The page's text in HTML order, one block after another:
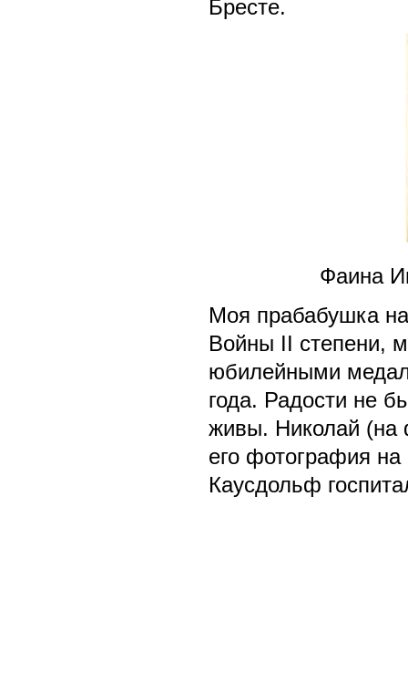
Бресте.
Фаина
Моя прабабушка
Войны II степени,
юбилейными
года. Радости не
живы. Николай (на
его фотография на
Каусдольф